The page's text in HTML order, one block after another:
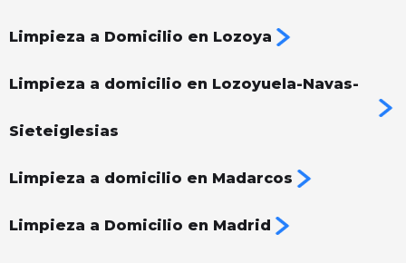
Limpieza a Domicilio en Lozoya
Limpieza a domicilio en Lozoyuela-Navas-
Sieteiglesias
Limpieza a domicilio en Madarcos
Limpieza a Domicilio en Madrid